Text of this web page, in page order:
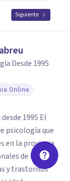
Siguiente
Desde 1995
Online
1995 El
psicología que
en la provincia
de la salud
y trastornos